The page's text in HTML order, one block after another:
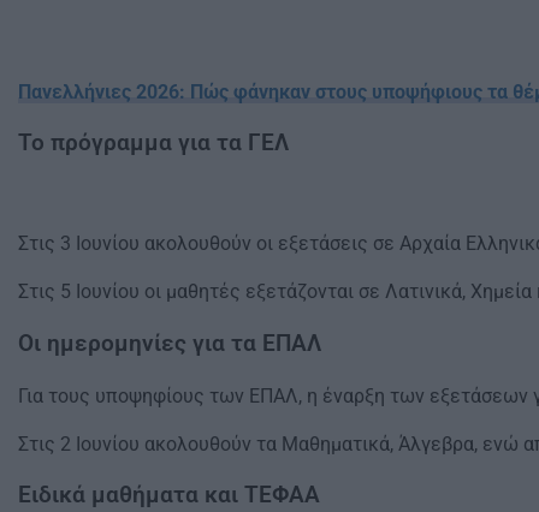
Πανελλήνιες 2026: Πώς φάνηκαν στους υποψήφιους τα
Το πρόγραμμα για τα ΓΕΛ
Στις 3 Ιουνίου ακολουθούν οι εξετάσεις σε Αρχαία
Στις 5 Ιουνίου οι μαθητές εξετάζονται σε Λατινικά,
Οι ημερομηνίες για τα ΕΠΑΛ
Για τους υποψηφίους των ΕΠΑΛ, η έναρξη των εξετάσεων
Στις 2 Ιουνίου ακολουθούν τα Μαθηματικά, Άλγεβρα, ενώ
Ειδικά μαθήματα και ΤΕΦΑΑ